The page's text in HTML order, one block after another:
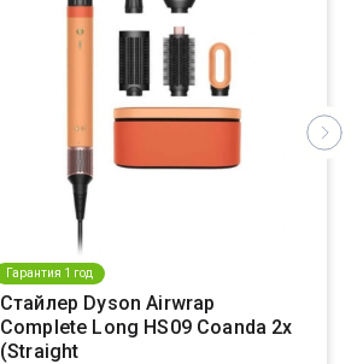
Гарантия 1 год
Стайлер Dyson Airwrap
Complete Long HS09 Coanda 2x
(Straight